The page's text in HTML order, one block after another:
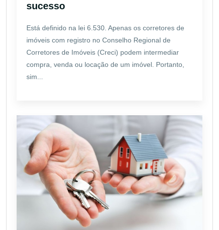
sucesso
Está definido na lei 6.530. Apenas os corretores de
imóveis com registro no Conselho Regional de
Corretores de Imóveis (Creci) podem intermediar
compra, venda ou locação de um imóvel. Portanto,
sim...